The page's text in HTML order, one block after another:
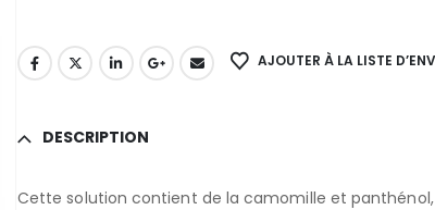
AJOUTER À LA LISTE
DESCRIPTION
Cette solution contient de la camomille et